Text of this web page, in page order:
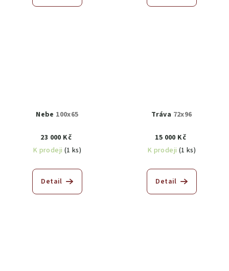
Nebe 100x65
23 000 Kč
K prodeji (1 ks)
Detail
Tráva 72x96
15 000 Kč
K prodeji (1 ks)
Detail